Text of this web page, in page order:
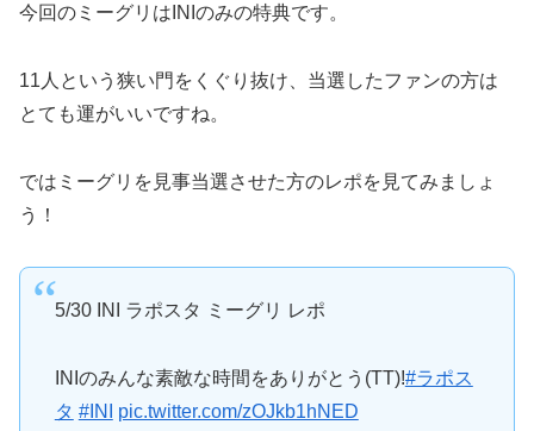
今回のミーグリはINIのみの特典です。
11人という狭い門をくぐり抜け、当選したファンの方は
とても運がいいですね。
ではミーグリを見事当選させた方のレポを見てみましょ
う！
5/30 INI ラポスタ ミーグリ レポ
INIのみんな素敵な時間をありがとう(TT)!#ラポス
タ #INI pic.twitter.com/zOJkb1hNED